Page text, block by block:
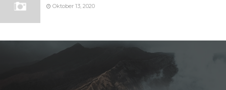
Oktober 13, 2020